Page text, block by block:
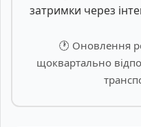
затримки через
🕐 Оновлення
щоквартально